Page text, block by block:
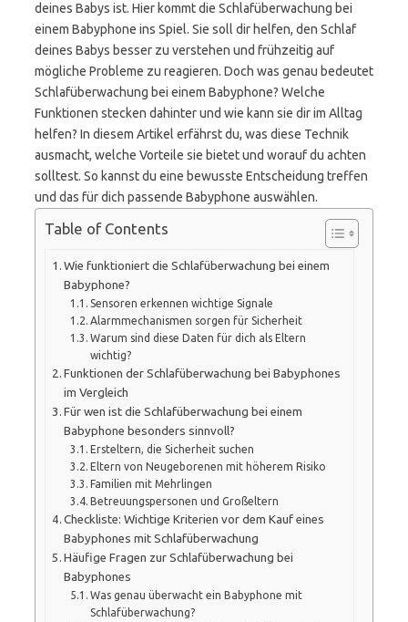
deines Babys ist. Hier kommt die Schlafüberwachung bei
einem Babyphone ins Spiel. Sie soll dir helfen, den Schlaf
deines Babys besser zu verstehen und frühzeitig auf
mögliche Probleme zu reagieren. Doch was genau bedeutet
Schlafüberwachung bei einem Babyphone? Welche
Funktionen stecken dahinter und wie kann sie dir im Alltag
helfen? In diesem Artikel erfährst du, was diese Technik
ausmacht, welche Vorteile sie bietet und worauf du achten
solltest. So kannst du eine bewusste Entscheidung treffen
und das für dich passende Babyphone auswählen.
Table of Contents
Wie funktioniert die Schlafüberwachung bei einem
Babyphone?
Sensoren erkennen wichtige Signale
Alarmmechanismen sorgen für Sicherheit
Warum sind diese Daten für dich als Eltern
wichtig?
Funktionen der Schlafüberwachung bei Babyphones
im Vergleich
Für wen ist die Schlafüberwachung bei einem
Babyphone besonders sinnvoll?
Ersteltern, die Sicherheit suchen
Eltern von Neugeborenen mit höherem Risiko
Familien mit Mehrlingen
Betreuungspersonen und Großeltern
Checkliste: Wichtige Kriterien vor dem Kauf eines
Babyphones mit Schlafüberwachung
Häufige Fragen zur Schlafüberwachung bei
Babyphones
Was genau überwacht ein Babyphone mit
Schlafüberwachung?